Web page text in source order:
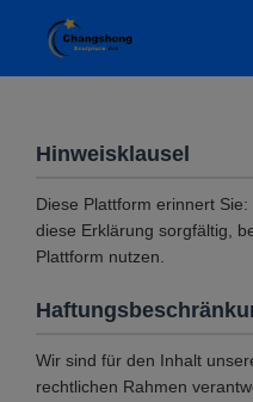
Hinweisklausel
Diese Plattform erinnert
diese Erklärung sorgfältig,
Plattform nutzen.
Wir sind für den Inhalt
rechtlichen Rahmen